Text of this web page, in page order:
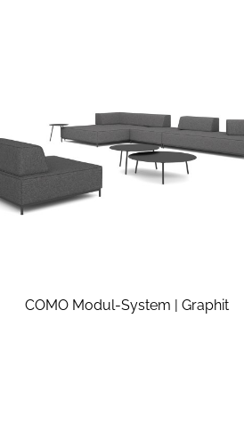
COMO Modul-System | Graphit